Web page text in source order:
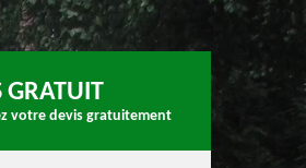
et
arbustes 73
GRATUIT
votre devis gratuitement